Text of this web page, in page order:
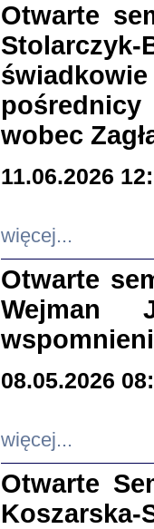
Otwarte
wobec
11.06.2026
więcej...
Otwarte
Wejman
08.05.2026
więcej...
Otwarte
Koszarska-